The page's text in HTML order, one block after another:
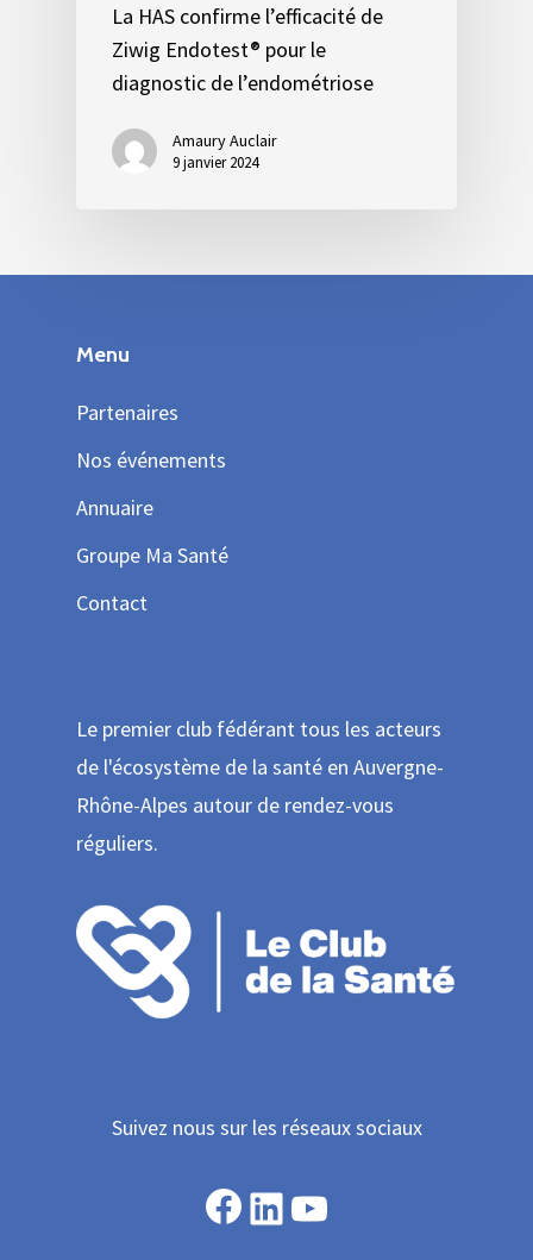
La HAS confirme l’efficacité de
Ziwig Endotest® pour le
diagnostic de l’endométriose
Amaury Auclair
9 janvier 2024
Menu
Partenaires
Nos événements
Annuaire
Groupe Ma Santé
Contact
Le premier club fédérant tous les acteurs
de l'écosystème de la santé en Auvergne-
Rhône-Alpes autour de rendez-vous
réguliers.
Suivez nous sur les réseaux sociaux
Facebook
LinkedIn